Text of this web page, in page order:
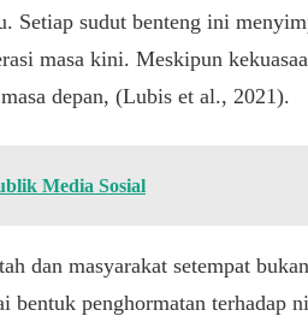
Setiap sudut benteng ini
masa kini. Meskipun
depan, (Lubis et al., 2021).
Media Sosial
dan masyarakat setempat
bentuk penghormatan terhadap